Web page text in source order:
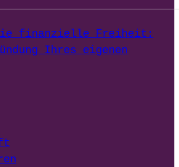
finanzielle Freiheit:
Ihres eigenen